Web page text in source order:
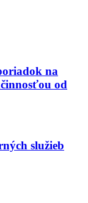
na
od
služieb